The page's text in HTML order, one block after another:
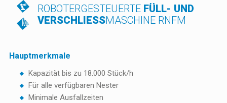
ROBOTERGESTEUERTE FÜLL- UND
VERSCHLIESS MASCHINE RNFM
Hauptmerkmale
Kapazität bis zu 18.000 Stück/h
Für alle verfügbaren Nester
Minimale Ausfallzeiten